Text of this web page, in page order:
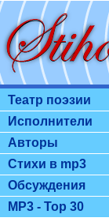
Театр поэзии
Исполнители
Авторы
Стихи в mp3
Обсуждения
MP3 - Top 30